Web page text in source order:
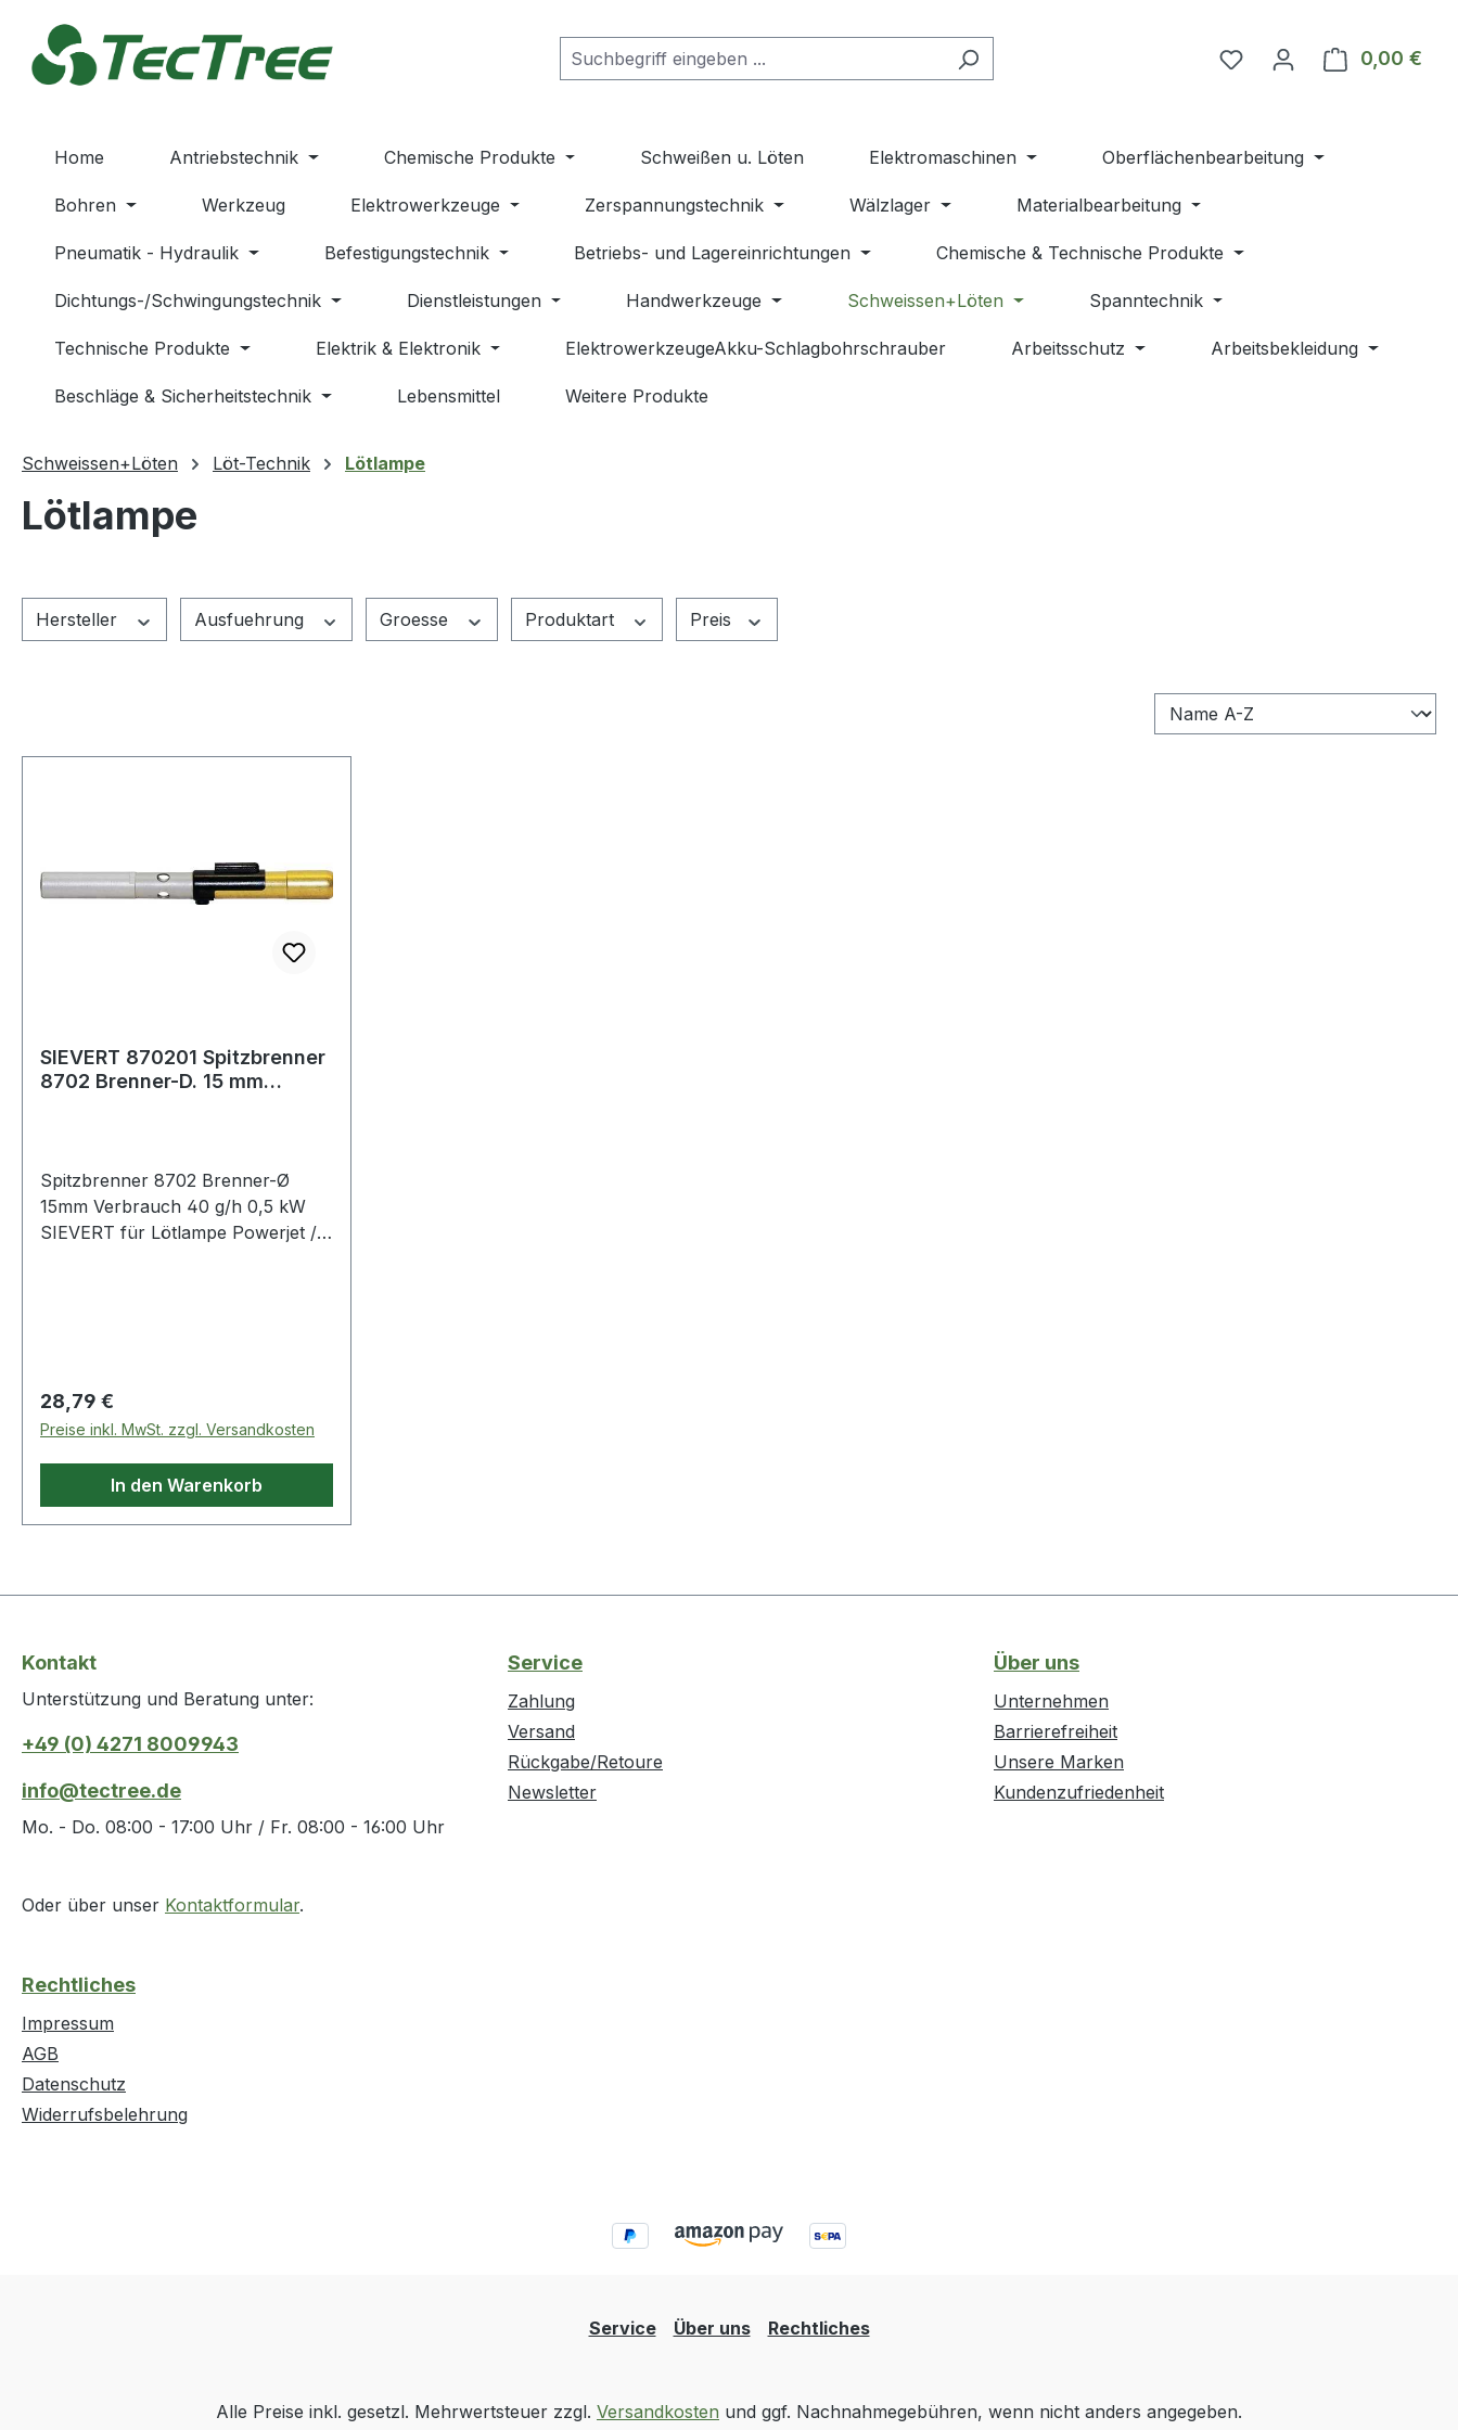
Hauptinhalt springen
Zur Suche springen
Zur Hauptnavigation springen
Du hast 0 Produkte auf
0,00 €
Home Antriebstechnik Chemische Produkte Schweißen u. Löten Elektromaschinen Oberflächenbearbeitung
Bohren Werkzeug Elektrowerkzeuge Zerspannungstechnik Wälzlager Materialbearbeitung
Pneumatik - Hydraulik Befestigungstechnik Betriebs- und Lagereinrichtungen Chemische & Technische Produkte
Dichtungs-/Schwingungstechnik Dienstleistungen Handwerkzeuge Schweissen+Löten Spanntechnik
Technische Produkte Elektrik & Elektronik ElektrowerkzeugeAkku-Schlagbohrschrauber Arbeitsschutz Arbeitsbekleidung
Beschläge & Sicherheitstechnik Lebensmittel Weitere Produkte
Schweissen+Löten Löt-Technik Lötlampe
Lötlampe
Hersteller Ausfuehrung Groesse Produktart Preis
SIEVERT 870201 Spitzbrenner
8702 Brenner-D. 15 mm
Spitzbrenner 8702 Brenner-Ø
15mm Verbrauch 40 g/h 0,5 kW
SIEVERT für Lötlampe Powerjet /
Regulärer Preis:
28,79 €
Preise inkl. MwSt. zzgl. Versandkosten
In den Warenkorb
Kontakt
Unterstützung und Beratung unter:
+49 (0) 4271 8009943
info@tectree.de
Mo. - Do. 08:00 - 17:00 Uhr / Fr. 08:00 - 16:00 Uhr
Oder über unser Kontaktformular.
Service
Zahlung
Versand
Rückgabe/Retoure
Newsletter
Über uns
Unternehmen
Barrierefreiheit
Unsere Marken
Kundenzufriedenheit
Rechtliches
Impressum
AGB
Datenschutz
Widerrufsbelehrung
Service Über uns Rechtliches
Alle Preise inkl. gesetzl. Mehrwertsteuer zzgl. Versandkosten und ggf. Nachnahmegebühren, wenn nicht anders angegeben.